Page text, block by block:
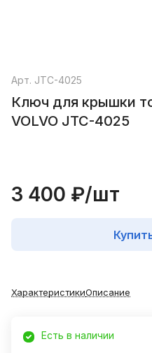
Арт. JTC-4025
Ключ для крышки
VOLVO JTC-4025
3 400 ₽/шт
ХарактеристикиОписание
Есть в наличии